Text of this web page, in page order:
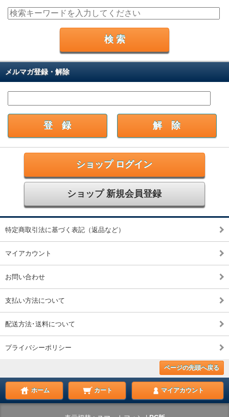
メルマガ登録・解除
ショップ ログイン
ショップ 新規会員登録
特定商取引法に基づく表記（返品など）
マイアカウント
お問い合わせ
支払い方法について
配送方法･送料について
プライバシーポリシー
ページの先頭へ戻る
ホーム カート マイアカウント